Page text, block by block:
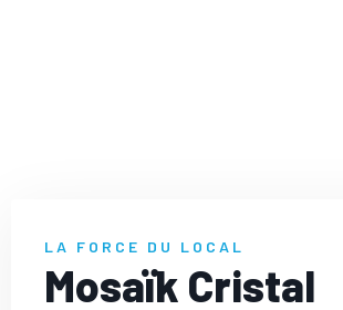
LA FORCE DU LOCAL
Mosaïk Cristal